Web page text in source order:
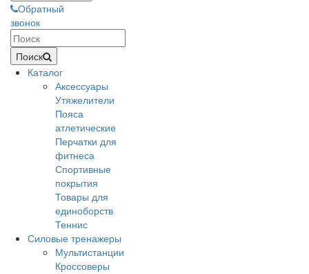
Обратный
звонок
Поиск
Каталог
Аксессуары
Утяжелители
Пояса
атлетические
Перчатки для
фитнеса
Спортивные
покрытия
Товары для
единоборств
Теннис
Силовые тренажеры
Мультистанции
Кроссоверы